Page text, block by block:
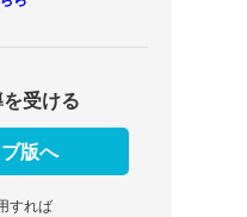
受ける
版へ
すれば